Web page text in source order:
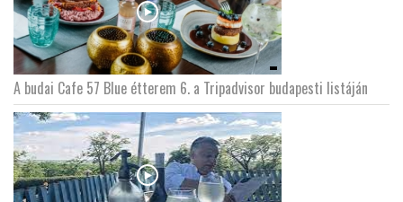
A budai Cafe 57 Blue étterem 6. a Tripadvisor budapesti listáján